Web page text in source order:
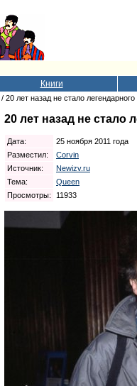
Книги
/ 20 лет назад не стало
20 лет назад не
Дата:
25 ноября 2011 года
Разместил:
Corvin
Источник:
Newizv.ru
Тема:
Queen
Просмотры:
11933